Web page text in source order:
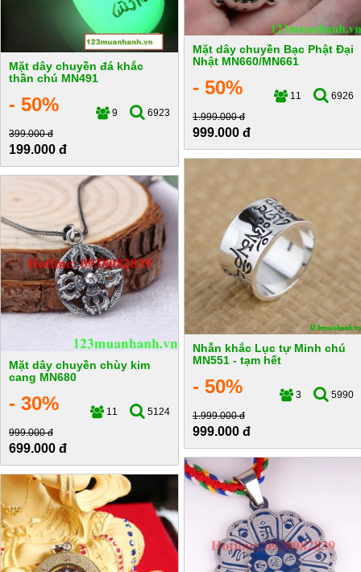
Mặt dây chuyền Bạc Phật Đại
Nhật MN660/MN661
- 50% 11
6926
1.999.000 đ
999.000 đ
Mặt dây chuyền đá khắc
thần chú MN491
- 50% 9
6923
399.000 đ
199.000 đ
Nhẫn khắc Lục tự Minh chú
MN551 - tạm hết
- 50% 3
5990
1.999.000 đ
999.000 đ
Mặt dây chuyền chùy kim
cang MN680
- 30% 11
5124
999.000 đ
699.000 đ